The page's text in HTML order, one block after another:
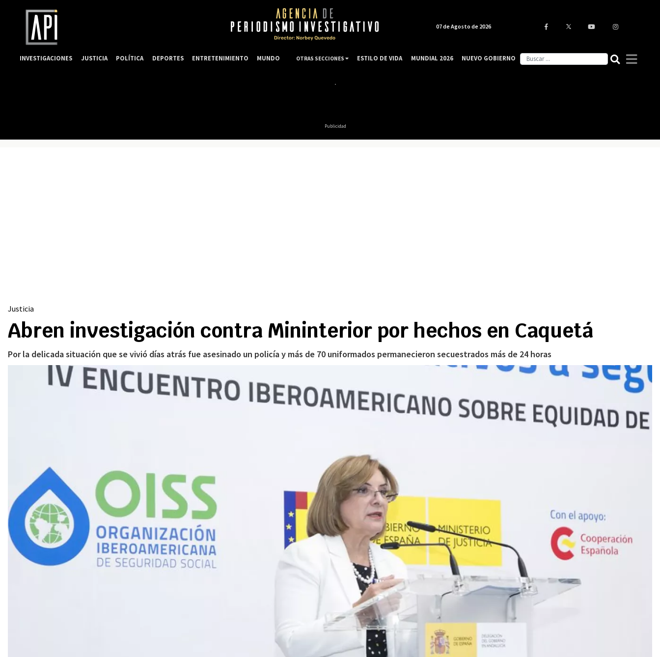
Publicidad
Justicia
Abren investigación contra Mininterior por hechos en Caquetá
Por la delicada situación que se vivió días atrás fue asesinado un policía y más de 70 uniformados permanecieron secuestrados más de 24 horas
07 de Agosto de 2026
INVESTIGACIONES JUSTICIA POLÍTICA DEPORTES ENTRETENIMIENTO MUNDO OTRAS SECCIONES ESTILO DE VIDA MUNDIAL 2026 NUEVO GOBIERNO